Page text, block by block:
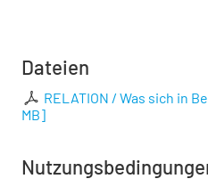
Dateien
RELATION / Was sich in
MB]